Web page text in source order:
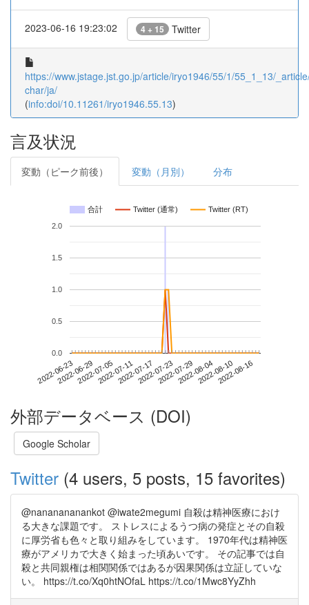
2023-06-16 19:23:02 4 + 15 Twitter
https://www.jstage.jst.go.jp/article/iryo1946/55/1/55_1_13/
char/ja/
(info:doi/10.11261/iryo1946.55.13)
言及状況
変動（ピーク前後） 変動（月別） 分布
合計 Twitter (通常) Twitter (RT)
2022-06-232022-06-292022-07-052022-07-112022-07-172022-07-232022-07-292022-08-042022-08-102022-08-16
0.0
0.5
1.0
1.5
2.0
外部データベース (DOI)
Google Scholar
Twitter (4 users, 5 posts, 15 favorites)
@nananananankot @iwate2megumi 自殺は精神医療におけ
る大きな課題です。 ストレスによるうつ病の発症とその自殺
に厚労省も色々と取り組みをしています。 1970年代は精神医
療がアメリカで大きく始まった頃あいです。 その記事では自
殺と共同親権は相関関係ではあるが因果関係は立証していな
い。 https://t.co/Xq0htNOfaL https://t.co/1Mwc8YyZhh